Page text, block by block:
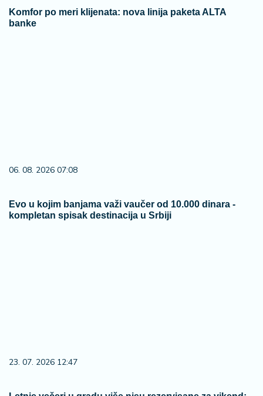
Komfor po meri klijenata: nova linija paketa ALTA
banke
06. 08. 2026 07:08
Evo u kojim banjama važi vaučer od 10.000 dinara -
kompletan spisak destinacija u Srbiji
23. 07. 2026 12:47